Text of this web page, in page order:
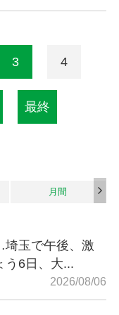
3 4
最終
月間
埼玉で午後、激
6日、大...
2026/08/06